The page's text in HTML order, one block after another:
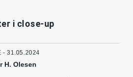
i close-up
- 31.05.2024
H. Olesen